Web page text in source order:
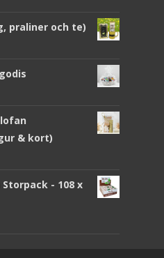
praliner och te)
& kort)
- 108 x